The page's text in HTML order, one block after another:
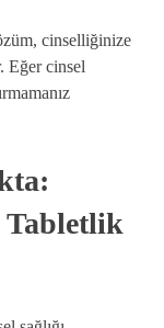
cinselliğinize
Eğer cinsel
Tabletlik